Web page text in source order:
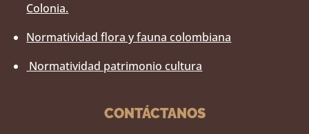
Colonia.
Normatividad flora y fauna colombiana
Normatividad patrimonio cultura
CONTÁCTANOS